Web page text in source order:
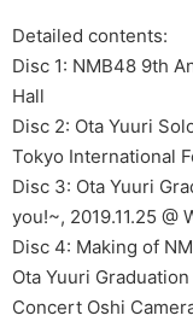
Detailed contents:
Disc 1: NMB48 9th
Hall
Disc 2: Ota Yuuri
Tokyo International
Disc 3: Ota Yuuri
you!~, 2019.11.25 @
Disc 4: Making of
Ota Yuuri
Concert Oshi